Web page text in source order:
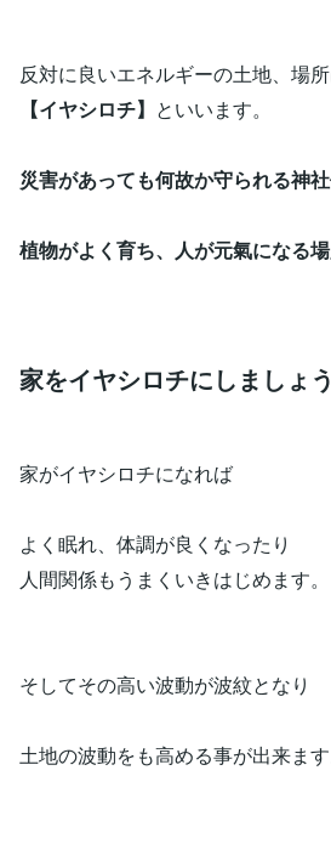
反対に良いエネルギーの土地、場
【イヤシロチ】 といいます。
災害があっても何故か守られる神
植物がよく育ち、人が元氣になる
家をイヤシロチにしましょう
家がイヤシロチになれば
よく眠れ、体調が良くなったり
人間関係もうまくいきはじめます。
そしてその高い波動が波紋となり
土地の波動をも高める事が出来ます